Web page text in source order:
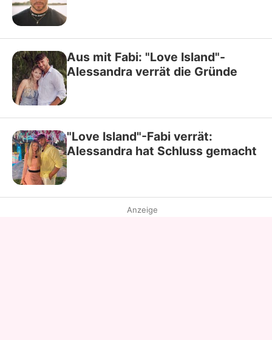
Aus mit Fabi: "Love Island"-
Alessandra verrät die Gründe
"Love Island"-Fabi verrät:
Alessandra hat Schluss gemacht
Anzeige